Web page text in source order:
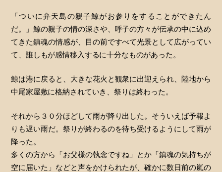
「ついに弁天島の親子鯨がお参りをすることができたん
だ。」鯨の親子の情の深さや、呼子の方々が伝承の中に込め
てきた鎮魂の情感が、目の前ですべて光景として広がってい
て、誰しもが感情移入するに十分なものがあった。
鯨は港に戻ると、大きな花火と観衆に出迎えられ、陸地から
中尾家屋敷に格納されていき、祭りは終わった。
それから３０分ほどして雨が降り出した。そういえば予報よ
りも遅い雨だ。祭りが終わるのを待ち受けるようにして雨が
降った。
多くの方から「お父様の執念ですね」とか「鎮魂の気持ちが
空に届いた」などと声をかけられたが、確かに数日前の嵐の